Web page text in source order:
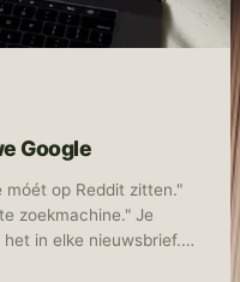
Google
móét op Reddit zitten."
zoekmachine." Je
in elke nieuwsbrief.